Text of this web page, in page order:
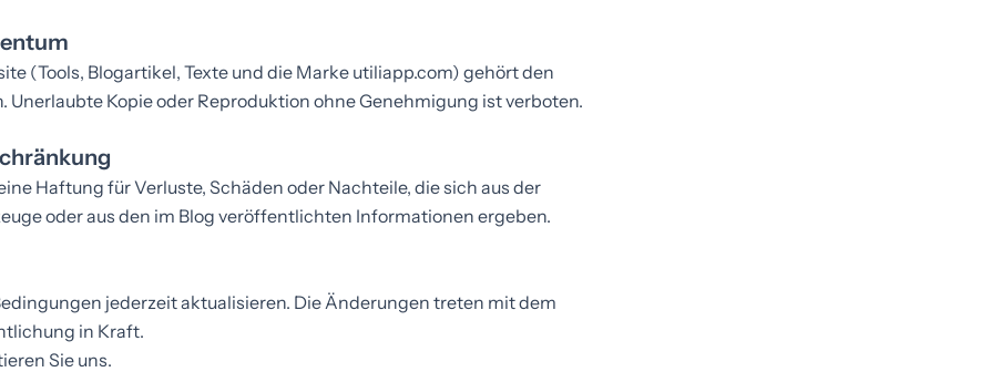
(Tools, Blogartikel, Texte und die Marke utiliapp.com) gehört den
Unerlaubte Kopie oder Reproduktion ohne Genehmigung ist verboten.
Haftung für Verluste, Schäden oder Nachteile, die sich aus der
oder aus den im Blog veröffentlichten Informationen ergeben.
jederzeit aktualisieren. Die Änderungen treten mit dem
in Kraft.
Sie uns.